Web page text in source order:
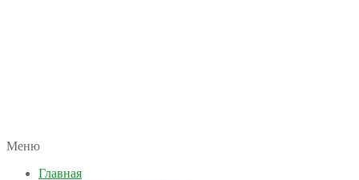
КОЛЫМА — ЗА ЖИЗНЬ
автономная некоммерческая организация
Меню
Главная